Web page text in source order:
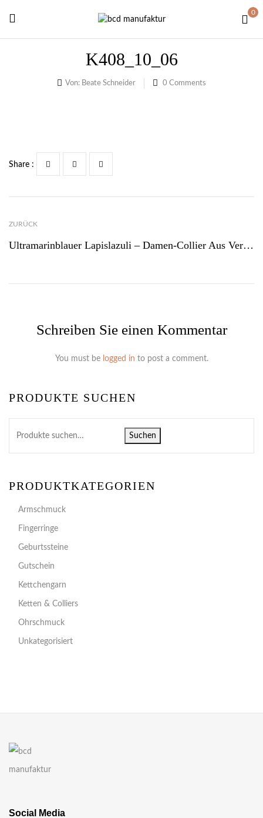
0
K408_10_06
Von: Beate Schneider 0 Comments
PRODUKTE SUCHEN
Suchen
PRODUKTKATEGORIEN
Armschmuck
Fingerringe
Geburtssteine
Gutschein
Kettchengarn
Ketten & Colliers
Ohrschmuck
Unkategorisiert
Share :
ZURÜCK
Ultramarinblauer Lapislazuli – Damen-Collier Aus Vergoldetem Draht Mit Tiefblauem Lapislazuli-Cabochon – September Geburtsstein
Schreiben Sie einen Kommentar
You must be logged in to post a comment.
Social Media